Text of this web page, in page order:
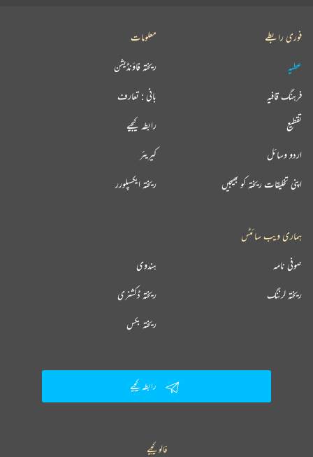
فوری رابطے
عطیہ
فرہنگ قافیہ
تقطیع
اردو وسائل
اپنی تخلیقات ریختہ کو بھیجیں
معلومات
ریختہ فاؤنڈیشن
بانی : تعارف
رابطہ کیجیے
کیریئر
ریختہ ایکسپلورر
ہماری ویب سائٹس
ہندوی صوفی نامہ
ریختہ ڈکشنری ریختہ لرننگ
ریختہ بکس
رابطہ کیجیے
فالو کیجیے